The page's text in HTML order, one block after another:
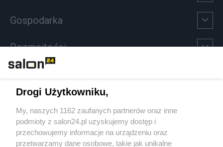
Gospodarka
Rozmaitości
Sport
Społeczeństwo
Drogi Użytkowniku,
My, naszych 1162 zaufanych partnerów oraz inne
podmioty z salon24.pl uzyskujemy dostęp i
przechowujemy informacje na urządzeniu oraz
przetwarzamy dane osobowe, takie jak unikalne